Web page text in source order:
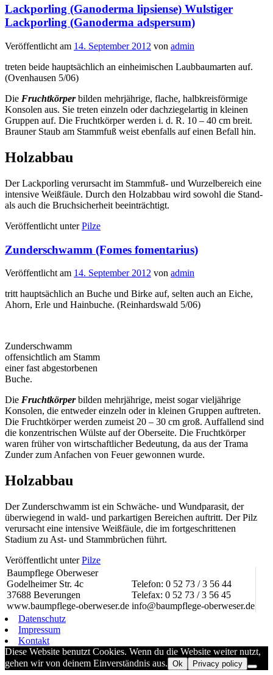
Lackporling (Ganoderma lipsiense) Wulstiger
Lackporling (Ganoderma adspersum)
Veröffentlicht am 14. September 2012 von admin
treten beide hauptsächlich an einheimischen Laubbaumarten auf.
(Ovenhausen 5/06)
Die Fruchtkörper bilden mehrjährige, flache, halbkreisförmige
Konsolen aus. Sie treten einzeln oder dachziegelartig in kleinen
Gruppen auf. Die Fruchtkörper werden i. d. R. 10 – 40 cm breit.
Brauner Staub am Stammfuß weist ebenfalls auf einen Befall hin.
Holzabbau
Der Lackporling verursacht im Stammfuß- und Wurzelbereich eine
intensive Weißfäule. Durch den Holzabbau wird sowohl die Stand-
als auch die Bruchsicherheit beeinträchtigt.
Veröffentlicht unter Pilze
Zunderschwamm (Fomes fomentarius)
Veröffentlicht am 14. September 2012 von admin
tritt hauptsächlich an Buche und Birke auf, selten auch an Eiche,
Ahorn, Erle und Hainbuche. (Reinhardswald 5/06)
Zunderschwamm
offensichtlich am Stamm
einer fast abgestorbenen
Buche.
Die Fruchtkörperbilden mehrjährige, meist sogar vieljährige
Konsolen, die entweder einzeln oder in kleinen Gruppen auftreten.
Die Fruchtkörper werden zumeist 20 – 30 cm groß. Auffallend sind
die konzentrischen Wülste auf der Oberseite. Die Fruchtkörper
waren früher von wirtschaftlicher Bedeutung, da aus der Trama
Zunder zum Anfachen von Feuer gewonnen wurde.
Holzabbau
Der Zunderschwamm ist ein Schwäche- und Wundparasit, der
überwiegend in wald- und parkartigen Bereichen auftritt. Der Pilz
verursacht eine intensive Weißfäule, die im fortgeschrittenen
Stadium zu Ast- und Stammbrüchen führt.
Veröffentlicht unter Pilze
Baumpflege Oberweser
Godelheimer Str. 4c
37688 Beverungen
www.baumpflege-oberweser.de
Telefon: 0 52 73 / 3 56 44
Telefax: 0 52 73 / 3 56 45
info@baumpflege-oberweser.de
Datenschutz
Impressum
Kontakt
Diese Website benutzt Cookies. Wenn du die Website weiter nutzt,
gehen wir von deinem Einverständnis aus. Ok Privacy policy